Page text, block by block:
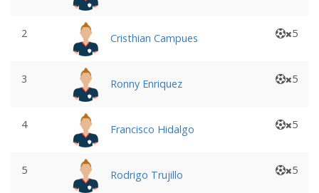
2 Cristhian Campues 5
3 Ronny Enriquez 5
4 Francisco Hidalgo 5
5 Rodrigo Trujillo 5